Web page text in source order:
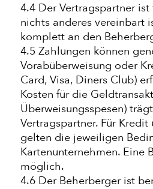
4.4 Der Vertragspartner
nichts anderes vereinbart
komplett an den
4.5 Zahlungen können
Vorabüberweisung oder
Card, Visa, Diners Club)
Kosten für die
Überweisungsspesen)
Vertragspartner. Für
gelten die jeweiligen
Kartenunternehmen. Eine
möglich.
4.6 Der Beherberger ist